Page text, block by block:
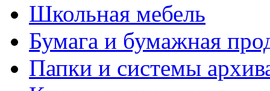
Школьная мебель
Бумага и бумажная
Папки и системы